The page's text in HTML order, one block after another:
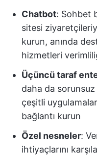
Chatbot: Sohbet
sitesi
kurun, anında
hizmetleri
Üçüncü taraf
daha da
çeşitli
bağlantı kurun
Özel nesneler:
ihtiyaçlarını